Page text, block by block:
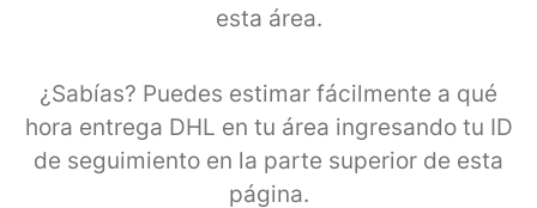
esta área.
¿Sabías? Puedes estimar fácilmente a qué
hora entrega DHL en tu área ingresando tu ID
de seguimiento en la parte superior de esta
página.